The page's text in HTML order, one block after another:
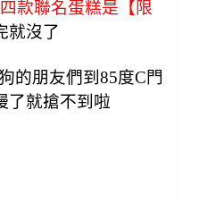
四款聯名蛋糕是【限
就沒了
的朋友們到85度C門
了就搶不到啦